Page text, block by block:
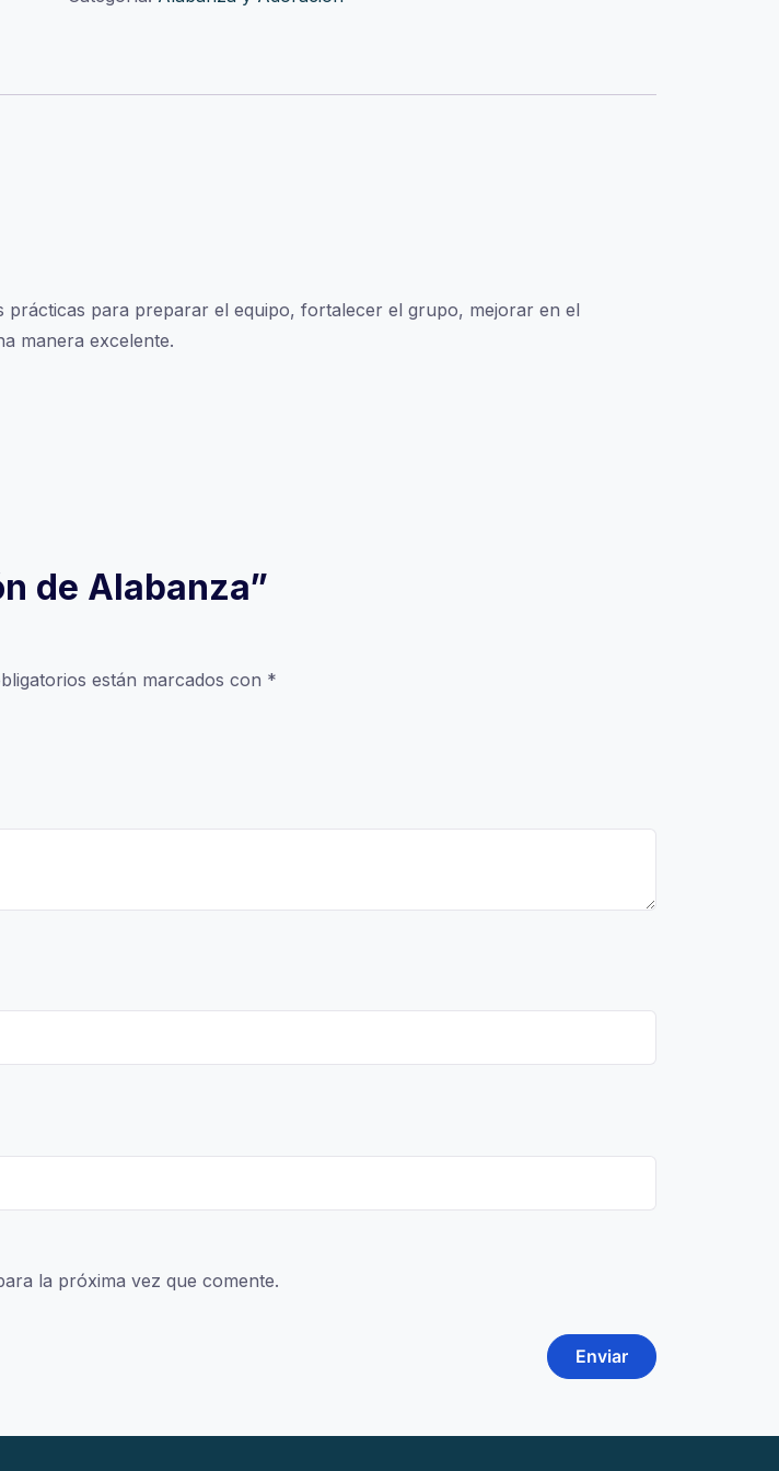
para preparar el equipo, fortalecer el grupo, mejorar en el
manera excelente.
de Alabanza”
están marcados con *
la próxima vez que comente.